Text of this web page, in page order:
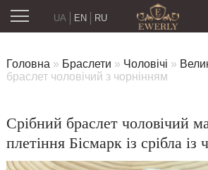
RU
UA EN
Головна » Браслети » Чоловічі »
браслет чоловічий з чорнінням
Срібний браслет чоловічий
плетіння Бісмарк із срібла із